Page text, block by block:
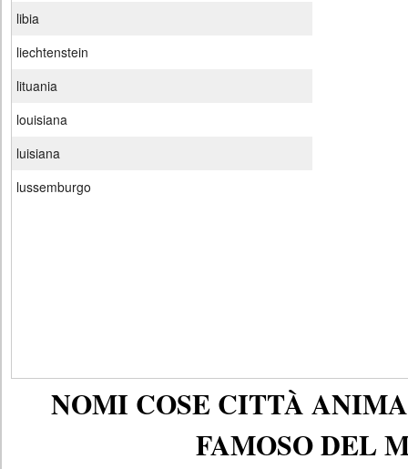
libia
liechtenstein
lituania
louisiana
luisiana
lussemburgo
NOMI COSE CITTÀ
FAMOSO DEL